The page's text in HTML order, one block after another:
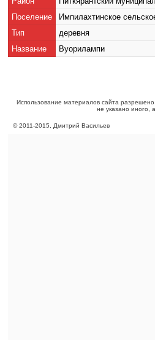
Поселение
Импилахтинское
Тип
деревня
Название
Вуорилампи
Использование материалов сайта
не указано иного,
©2011-2015 , Дмитрий Васильев